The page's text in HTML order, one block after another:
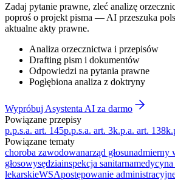
Zadaj pytanie prawne, zleć analizę
poproś o projekt pisma — AI przeszuka
aktualne akty prawne.
Analiza orzecznictwa i przepisów
Drafting pism i dokumentów
Odpowiedzi na pytania prawne
Pogłębiona analiza z doktryny
Wypróbuj Asystenta AI za darmo
Powiązane przepisy
p.p.s.a. art. 145p.p.s.a. art. 3k.p.a. art. 138
Powiązane tematy
choroba zawodowanarząd głosunadmierny
głosowysędziainspekcja sanitarna
lekarskieWSApostępowanie